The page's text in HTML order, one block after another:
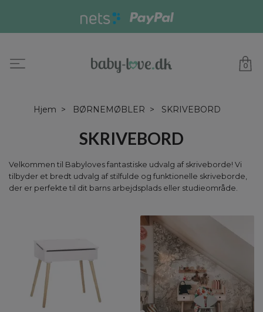
0
Hjem BØRNEMØBLER SKRIVEBORD
SKRIVEBORD
Velkommen til Babyloves fantastiske udvalg af skriveborde! Vi
tilbyder et bredt udvalg af stilfulde og funktionelle skriveborde,
der er perfekte til dit barns arbejdsplads eller studieområde.